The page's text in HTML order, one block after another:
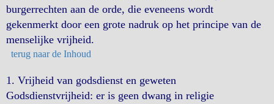
burgerrechten aan de orde, die eveneens wordt
gekenmerkt door een grote nadruk op het principe van de
menselijke vrijheid.
terug naar de Inhoud
1. Vrijheid van godsdienst en geweten
Godsdienstvrijheid: er is geen dwang in religie